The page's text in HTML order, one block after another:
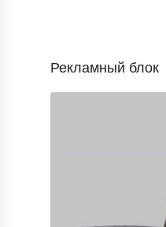
Рекламный блок